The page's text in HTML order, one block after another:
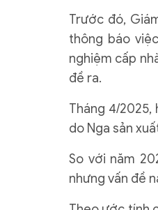
Trước đó,
thông báo
nghiệm cấp
đề ra.
Tháng 4/2025,
do Nga sản
So với năm
nhưng vấn đề